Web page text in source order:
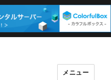
メニュー